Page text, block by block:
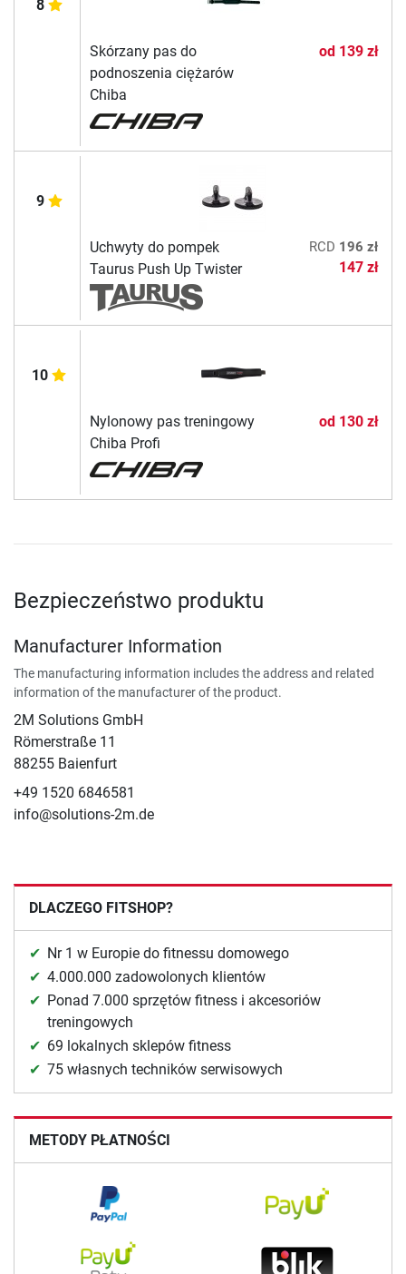
8
Skórzany pas do
podnoszenia ciężarów
Chiba
od 139 zł
9
Uchwyty do pompek
Taurus Push Up Twister
RCD 196 zł
147 zł
10
Nylonowy pas treningowy
Chiba Profi
od 130 zł
Bezpieczeństwo produktu
Manufacturer Information
The manufacturing information includes the address and related
information of the manufacturer of the product.
2M Solutions GmbH
Römerstraße 11
88255 Baienfurt
+49 1520 6846581
info@solutions-2m.de
DLACZEGO FITSHOP?
Nr 1 w Europie do fitnessu domowego
4.000.000 zadowolonych klientów
Ponad 7.000 sprzętów fitness i akcesoriów
treningowych
69 lokalnych sklepów fitness
75 własnych techników serwisowych
METODY PŁATNOŚCI